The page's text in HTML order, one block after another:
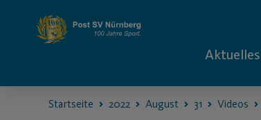
Aktuelles
Startseite 2022 August 31 Videos